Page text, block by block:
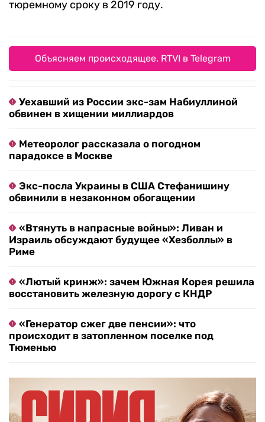
тюремному сроку в 2019 году.
Объясняем происходящее. RTVI в Telegram
Уехавший из России экс-зам Набиуллиной
обвинен в хищении миллиардов
Метеоролог рассказала о погодном
парадоксе в Москве
Экс-посла Украины в США Стефанишину
обвинили в незаконном обогащении
«Втянуть в напрасные войны»: Ливан и
Израиль обсуждают будущее «Хезболлы» в
Риме
«Лютый кринж»: зачем Южная Корея решила
восстановить железную дорогу с КНДР
«Генератор сжег две пенсии»: что
происходит в затопленном поселке под
Тюменью